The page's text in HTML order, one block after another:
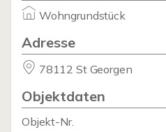
Wohngrundstück
Adresse
78112 St Georgen
Objektdaten
Objekt-Nr.